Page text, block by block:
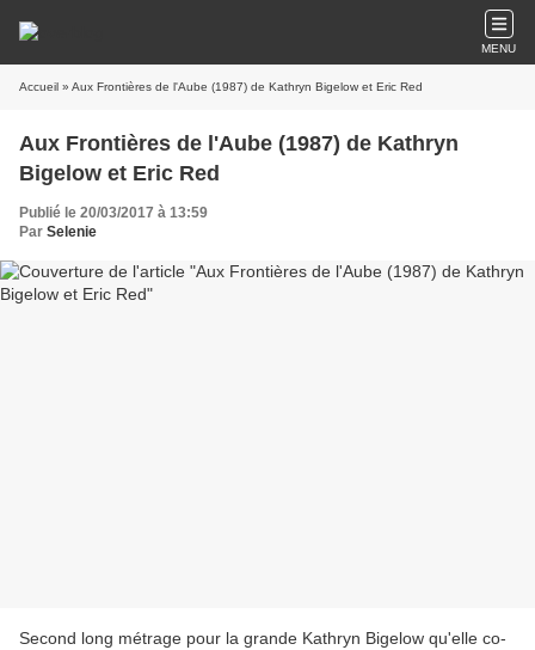
MENU
Accueil » Aux Frontières de l'Aube (1987) de Kathryn Bigelow et Eric Red
Aux Frontières de l'Aube (1987) de Kathryn
Bigelow et Eric Red
Publié le 20/03/2017 à 13:59
Par Selenie
Second long métrage pour la grande Kathryn Bigelow qu'elle co-